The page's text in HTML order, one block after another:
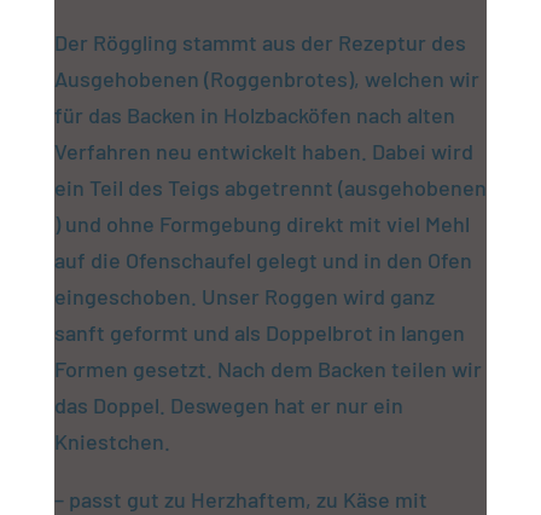
Der Röggling stammt aus der Rezeptur des
Ausgehobenen (Roggenbrotes), welchen wir
für das Backen in Holzbacköfen nach alten
Verfahren neu entwickelt haben. Dabei wird
ein Teil des Teigs abgetrennt (ausgehobenen
) und ohne Formgebung direkt mit viel Mehl
auf die Ofenschaufel gelegt und in den Ofen
eingeschoben. Unser Roggen wird ganz
sanft geformt und als Doppelbrot in langen
Formen gesetzt. Nach dem Backen teilen wir
das Doppel. Deswegen hat er nur ein
Kniestchen.
– passt gut zu Herzhaftem, zu Käse mit